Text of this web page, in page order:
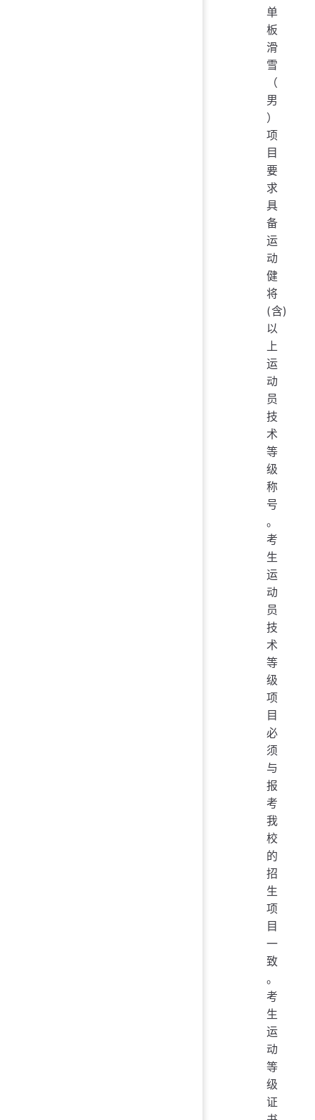
单
板
滑
雪
（
男
）
项
目
要
求
具
备
运
动
健
将
(含)
以
上
运
动
员
技
术
等
级
称
号
。
考
生
运
动
员
技
术
等
级
项
目
必
须
与
报
考
我
校
的
招
生
项
目
一
致
。
考
生
运
动
等
级
证